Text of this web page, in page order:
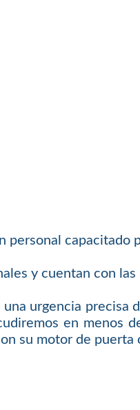
personal capacitado
y cuentan con
una urgencia precisa
en menos
su motor de puerta